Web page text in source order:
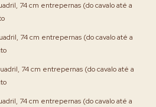
74 cm entrepernas (do cavalo até a
74 cm entrepernas (do cavalo até a
74 cm entrepernas (do cavalo até a
74 cm entrepernas (do cavalo até a